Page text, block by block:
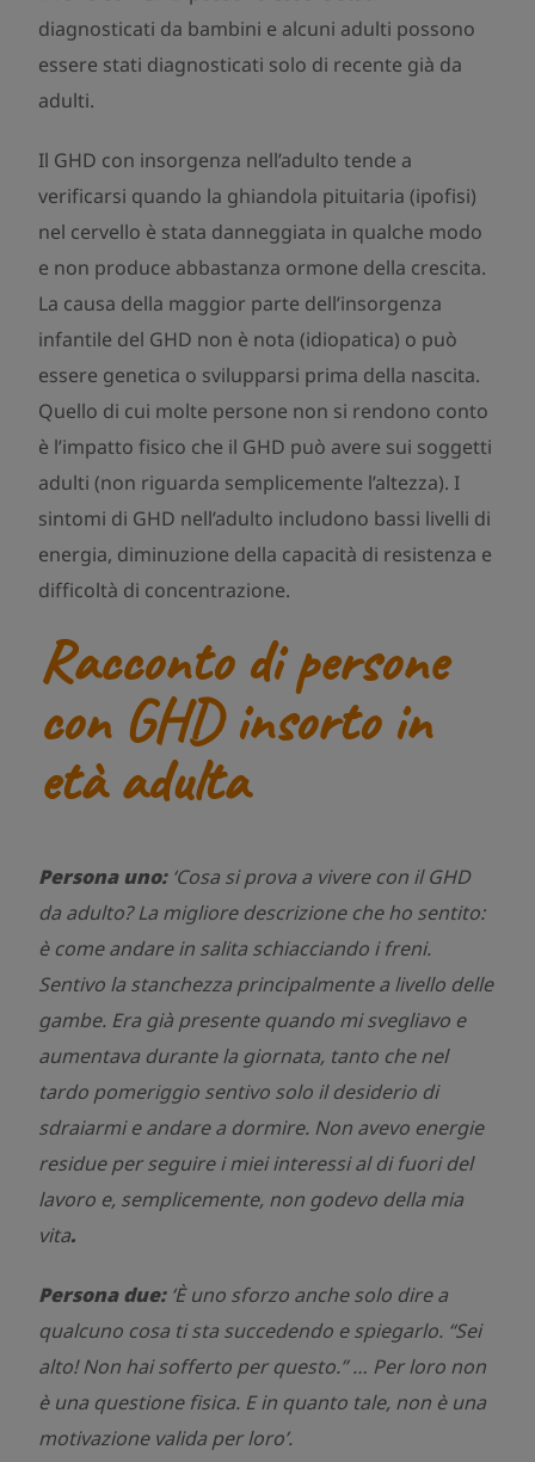
diagnosticati da bambini e alcuni adulti possono
essere stati diagnosticati solo di recente già da
adulti.
Il GHD con insorgenza nell’adulto tende a
verificarsi quando la ghiandola pituitaria (ipofisi)
nel cervello è stata danneggiata in qualche modo
e non produce abbastanza ormone della crescita.
La causa della maggior parte dell’insorgenza
infantile del GHD non è nota (idiopatica) o può
essere genetica o svilupparsi prima della nascita.
Quello di cui molte persone non si rendono conto
è l’impatto fisico che il GHD può avere sui soggetti
adulti (non riguarda semplicemente l’altezza). I
sintomi di GHD nell’adulto includono bassi livelli di
energia, diminuzione della capacità di resistenza e
difficoltà di concentrazione.
Racconto di persone
con GHD insorto in
età adulta
Persona uno: ‘Cosa si prova a vivere con il GHD
da adulto? La migliore descrizione che ho sentito:
è come andare in salita schiacciando i freni.
Sentivo la stanchezza principalmente a livello delle
gambe. Era già presente quando mi svegliavo e
aumentava durante la giornata, tanto che nel
tardo pomeriggio sentivo solo il desiderio di
sdraiarmi e andare a dormire. Non avevo energie
residue per seguire i miei interessi al di fuori del
lavoro e, semplicemente, non godevo della mia
vita.
Persona due:‘È uno sforzo anche solo dire a
qualcuno cosa ti sta succedendo e spiegarlo. “Sei
alto! Non hai sofferto per questo.” … Per loro non
è una questione fisica. E in quanto tale, non è una
motivazione valida per loro’.